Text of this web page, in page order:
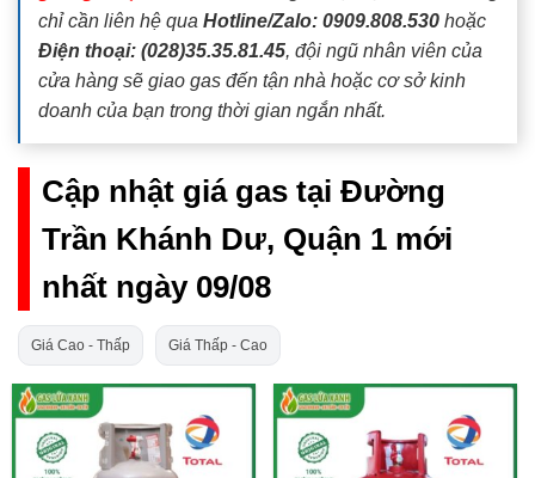
chỉ cần liên hệ qua Hotline/Zalo: 0909.808.530 hoặc
Điện thoại: (028)35.35.81.45, đội ngũ nhân viên của
cửa hàng sẽ giao gas đến tận nhà hoặc cơ sở kinh
doanh của bạn trong thời gian ngắn nhất.
Cập nhật giá gas tại Đường
Trần Khánh Dư, Quận 1 mới
nhất ngày 09/08
Giá Cao - Thấp Giá Thấp - Cao